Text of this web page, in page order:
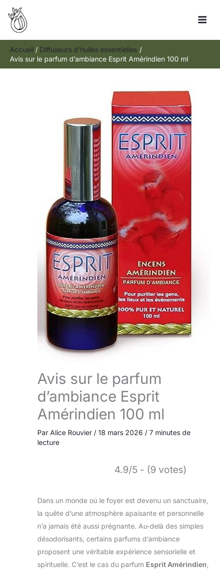
Aller
contenu
Accueil
Diffuseurs d'huiles essentielles
Avis sur le parfum d’ambiance Esprit Amérindien 100 ml
Avis sur le parfum
d’ambiance Esprit
Amérindien 100 ml
Par Alice Rouvier / 18 mars 2026 / 7 minutes de
lecture
4.9/5 - (9 votes)
Dans un monde où le foyer est devenu un sanctuaire,
la quête d’une atmosphère apaisante et personnelle
n’a jamais été aussi prégnante. Au-delà des simples
désodorisants, certains parfums d’ambiance
proposent une véritable expérience sensorielle et
spirituelle. C’est le cas du parfum Esprit Amérindien
Rechercher